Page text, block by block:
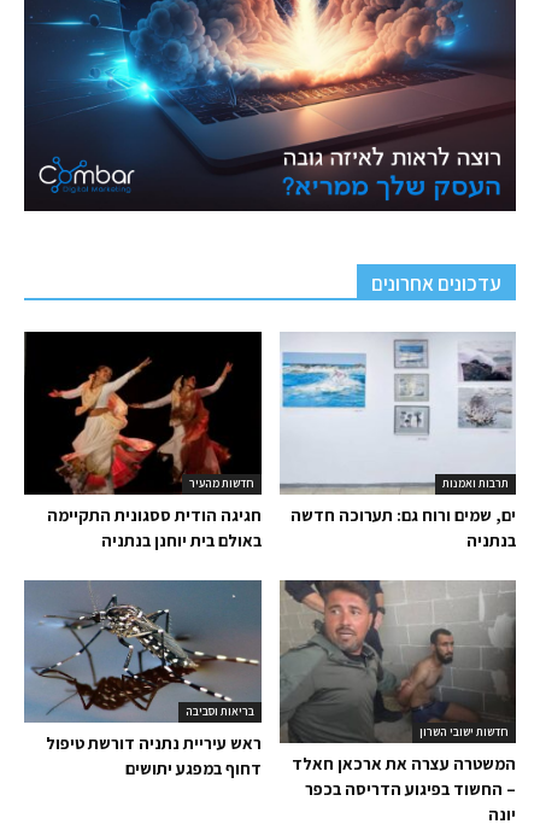
עדכונים אחרונים
חדשות מהעיר
חגיגה הודית ססגונית התקיימה
באולם בית יוחנן בנתניה
תרבות ואמנות
ים, שמים ורוח גם: תערוכה חדשה
בנתניה
בריאות וסביבה
ראש עיריית נתניה דורשת טיפול
דחוף במפגע יתושים
חדשות ישובי השרון
המשטרה עצרה את ארכאן חאלד
– החשוד בפיגוע הדריסה בכפר
יונה